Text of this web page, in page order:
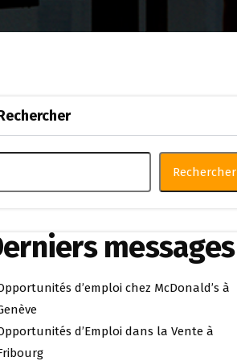
Rechercher
messages
d’emploi chez McDonald’s à
d’Emploi dans la Vente à